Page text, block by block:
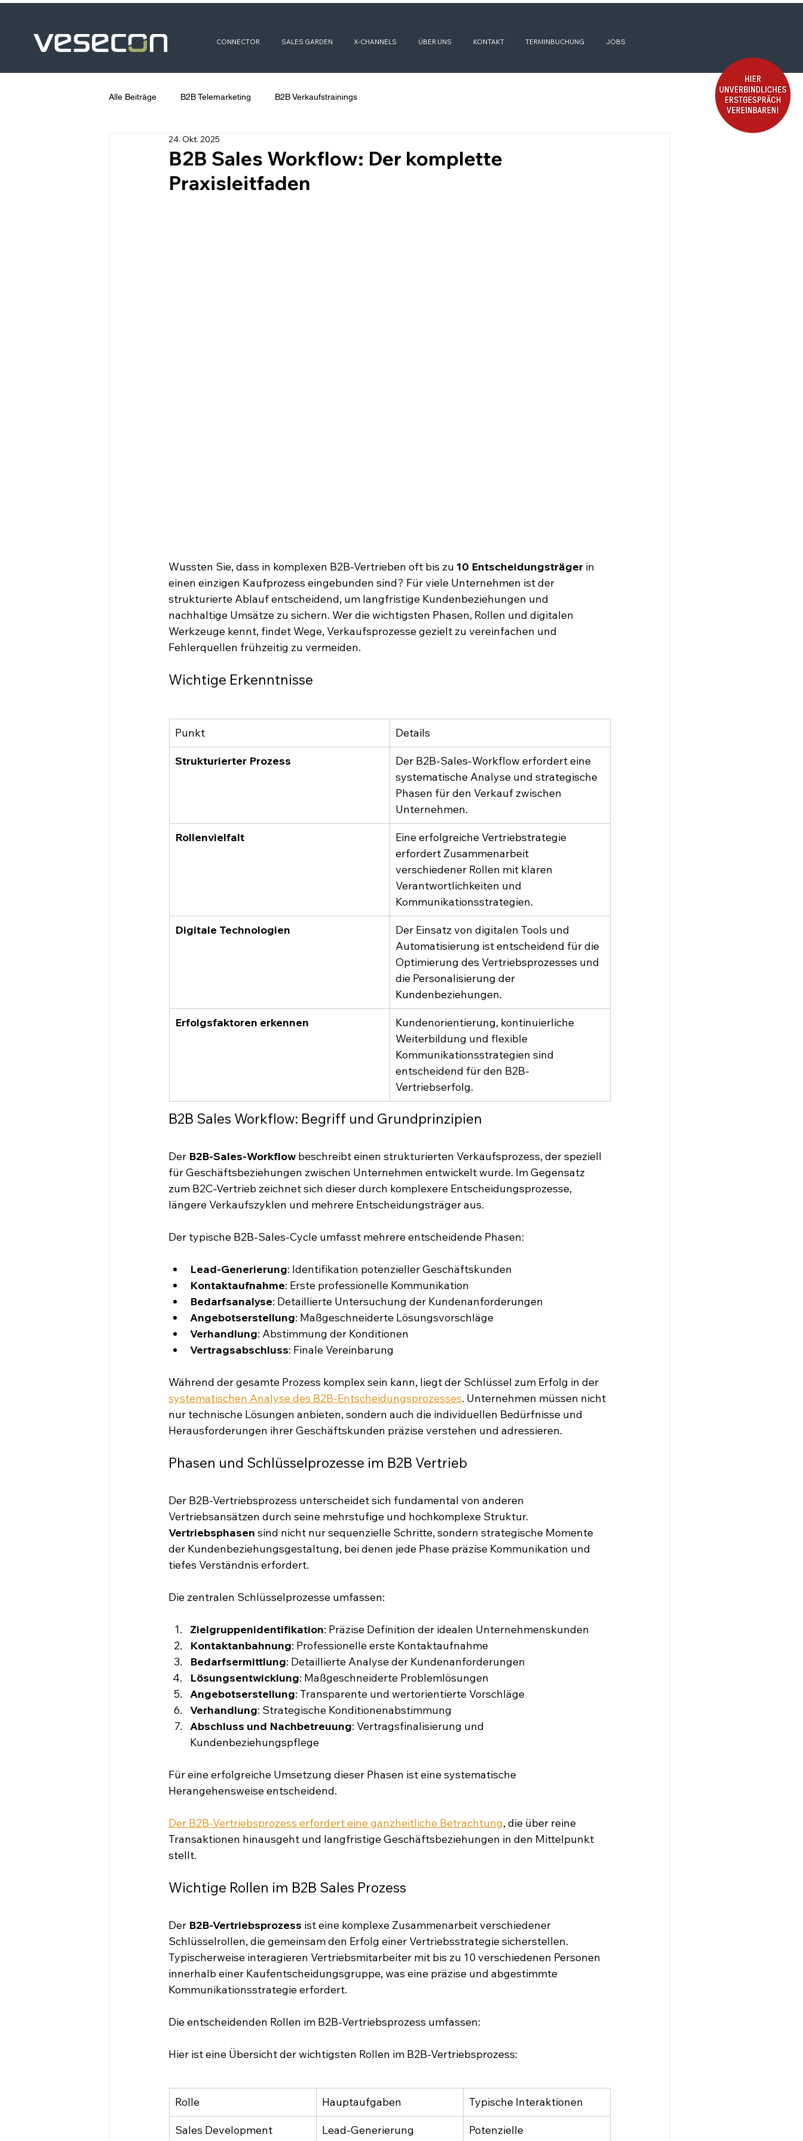
CONNECTOR SALES GARDEN X-CHANNELS ÜBER UNS KONTAKT TERMINBUCHUNG JOBS
Alle Beiträge B2B Telemarketing B2B Verkaufstrainings
B2B Sales Workflow: Der komplette
Praxisleitfaden
24. Okt. 2025
Wussten Sie, dass in komplexen B2B-Vertrieben oft bis zu 10 Entscheidungsträger in
einen einzigen Kaufprozess eingebunden sind? Für viele Unternehmen ist der
strukturierte Ablauf entscheidend, um langfristige Kundenbeziehungen und
nachhaltige Umsätze zu sichern. Wer die wichtigsten Phasen, Rollen und digitalen
Werkzeuge kennt, findet Wege, Verkaufsprozesse gezielt zu vereinfachen und
Fehlerquellen frühzeitig zu vermeiden.
Wichtige Erkenntnisse
Punkt Details
Strukturierter Prozess
Der B2B-Sales-Workflow erfordert eine
systematische Analyse und strategische
Phasen für den Verkauf zwischen
Unternehmen.
Rollenvielfalt
Eine erfolgreiche Vertriebstrategie
erfordert Zusammenarbeit
verschiedener Rollen mit klaren
Verantwortlichkeiten und
Kommunikationsstrategien.
Digitale Technologien
Der Einsatz von digitalen Tools und
Automatisierung ist entscheidend für die
Optimierung des Vertriebsprozesses und
die Personalisierung der
Kundenbeziehungen.
Erfolgsfaktoren erkennen
Kundenorientierung, kontinuierliche
Weiterbildung und flexible
Kommunikationsstrategien sind
entscheidend für den B2B-
Vertriebserfolg.
B2B Sales Workflow: Begriff und Grundprinzipien
Der B2B-Sales-Workflow beschreibt einen strukturierten Verkaufsprozess, der speziell
für Geschäftsbeziehungen zwischen Unternehmen entwickelt wurde. Im Gegensatz
zum B2C-Vertrieb zeichnet sich dieser durch komplexere Entscheidungsprozesse,
längere Verkaufszyklen und mehrere Entscheidungsträger aus.
Der typische B2B-Sales-Cycle umfasst mehrere entscheidende Phasen:
Lead-Generierung: Identifikation potenzieller Geschäftskunden
Kontaktaufnahme: Erste professionelle Kommunikation
Bedarfsanalyse: Detaillierte Untersuchung der Kundenanforderungen
Angebotserstellung: Maßgeschneiderte Lösungsvorschläge
Verhandlung: Abstimmung der Konditionen
Vertragsabschluss: Finale Vereinbarung
Während der gesamte Prozess komplex sein kann, liegt der Schlüssel zum Erfolg in der
systematischen Analyse des B2B-Entscheidungsprozesses. Unternehmen müssen nicht
nur technische Lösungen anbieten, sondern auch die individuellen Bedürfnisse und
Herausforderungen ihrer Geschäftskunden präzise verstehen und adressieren.
Phasen und Schlüsselprozesse im B2B Vertrieb
Der B2B-Vertriebsprozess unterscheidet sich fundamental von anderen
Vertriebsansätzen durch seine mehrstufige und hochkomplexe Struktur.
Vertriebsphasen sind nicht nur sequenzielle Schritte, sondern strategische Momente
der Kundenbeziehungsgestaltung, bei denen jede Phase präzise Kommunikation und
tiefes Verständnis erfordert.
Die zentralen Schlüsselprozesse umfassen:
Zielgruppenidentifikation: Präzise Definition der idealen Unternehmenskunden
Kontaktanbahnung: Professionelle erste Kontaktaufnahme
Bedarfsermittlung: Detaillierte Analyse der Kundenanforderungen
Lösungsentwicklung: Maßgeschneiderte Problemlösungen
Angebotserstellung: Transparente und wertorientierte Vorschläge
Verhandlung: Strategische Konditionenabstimmung
Abschluss und Nachbetreuung: Vertragsfinalisierung und
Kundenbeziehungspflege
Für eine erfolgreiche Umsetzung dieser Phasen ist eine systematische
Herangehensweise entscheidend.
Der B2B-Vertriebsprozess erfordert eine ganzheitliche Betrachtung, die über reine
Transaktionen hinausgeht und langfristige Geschäftsbeziehungen in den Mittelpunkt
stellt.
Wichtige Rollen im B2B Sales Prozess
Der B2B-Vertriebsprozess ist eine komplexe Zusammenarbeit verschiedener
Schlüsselrollen, die gemeinsam den Erfolg einer Vertriebsstrategie sicherstellen.
Typischerweise interagieren Vertriebsmitarbeiter mit bis zu 10 verschiedenen Personen
innerhalb einer Kaufentscheidungsgruppe, was eine präzise und abgestimmte
Kommunikationsstrategie erfordert.
Die entscheidenden Rollen im B2B-Vertriebsprozess umfassen:
Hier ist eine Übersicht der wichtigsten Rollen im B2B-Vertriebsprozess:
Rolle Hauptaufgaben Typische Interaktionen
Sales Development
Lead-Generierung
Potenzielle